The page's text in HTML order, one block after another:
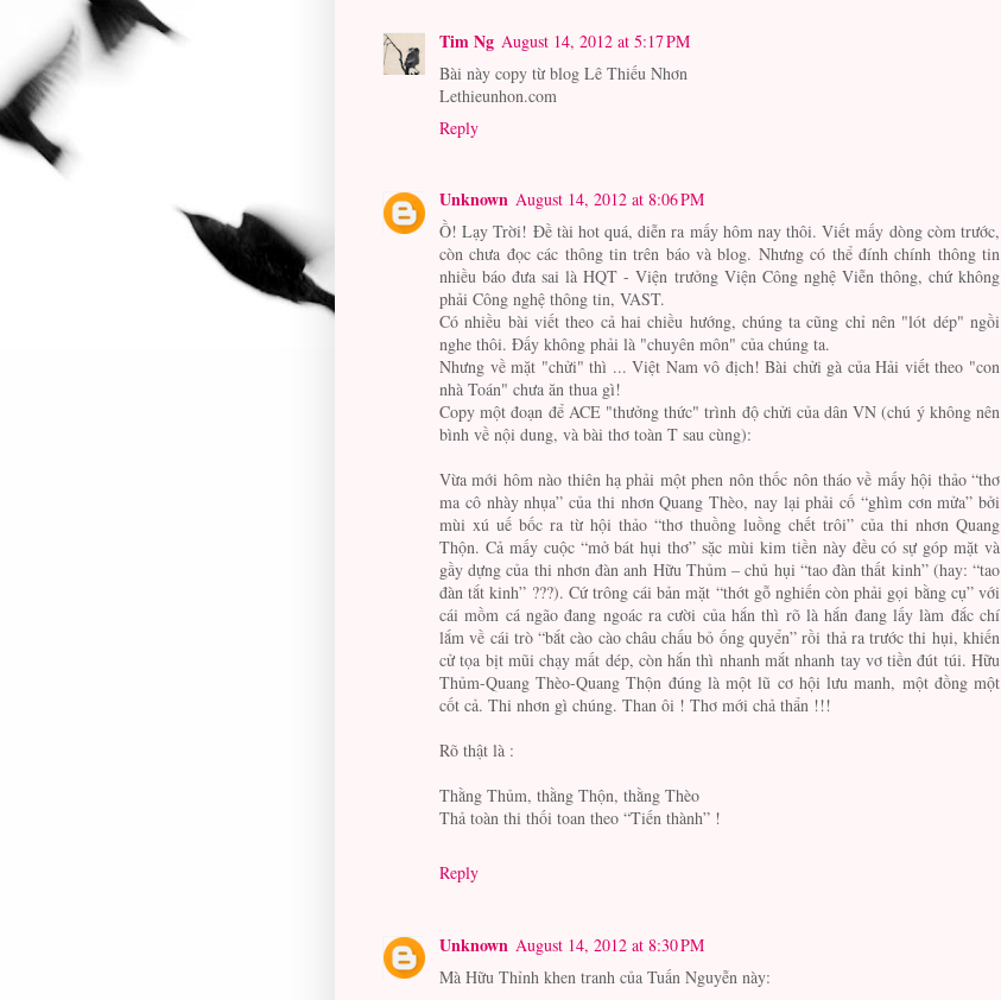
Tim Ng August 14, 2012 at 5:17 PM
Bài này copy từ blog Lê Thiếu Nhơn
Lethieunhon.com
Reply
Unknown August 14, 2012 at 8:06 PM
Ồ! Lạy Trời! Đề tài hot quá, diễn ra mấy hôm nay thôi. Viết mấy dòng còm trước,
còn chưa đọc các thông tin trên báo và blog. Nhưng có thể đính chính thông tin
nhiều báo đưa sai là HQT - Viện trưởng Viện Công nghệ Viễn thông, chứ không
phải Công nghệ thông tin, VAST.
Có nhiều bài viết theo cả hai chiều hướng, chúng ta cũng chỉ nên "lót dép" ngồi
nghe thôi. Đấy không phải là "chuyên môn" của chúng ta.
Nhưng về mặt "chửi" thì ... Việt Nam vô địch! Bài chửi gà của Hải viết theo "con
nhà Toán" chưa ăn thua gì!
Copy một đoạn để ACE "thưởng thức" trình độ chửi của dân VN (chú ý không nên
bình về nội dung, và bài thơ toàn T sau cùng):
Vừa mới hôm nào thiên hạ phải một phen nôn thốc nôn tháo về mấy hội thảo “thơ
ma cô nhày nhụa” của thi nhơn Quang Thèo, nay lại phải cố “ghìm cơn mửa” bởi
mùi xú uế bốc ra từ hội thảo “thơ thuồng luồng chết trôi” của thi nhơn Quang
Thộn. Cả mấy cuộc “mở bát hụi thơ” sặc mùi kim tiền này đều có sự góp mặt và
gầy dựng của thi nhơn đàn anh Hữu Thủm – chủ hụi “tao đàn thất kinh” (hay: “tao
đàn tắt kinh” ???). Cứ trông cái bản mặt “thớt gỗ nghiến còn phải gọi bằng cụ” với
cái mồm cá ngão đang ngoác ra cười của hắn thì rõ là hắn đang lấy làm đắc chí
lắm về cái trò “bắt cào cào châu chấu bỏ ống quyển” rồi thả ra trước thi hụi, khiến
cử tọa bịt mũi chạy mất dép, còn hắn thì nhanh mắt nhanh tay vơ tiền đút túi. Hữu
Thủm-Quang Thèo-Quang Thộn đúng là một lũ cơ hội lưu manh, một đồng một
cốt cả. Thi nhơn gì chúng. Than ôi ! Thơ mới chả thẩn !!!
Rõ thật là :
Thằng Thủm, thằng Thộn, thằng Thèo
Thả toàn thi thối toan theo “Tiến thành” !
Reply
Unknown August 14, 2012 at 8:30 PM
Mà Hữu Thỉnh khen tranh của Tuấn Nguyễn này: